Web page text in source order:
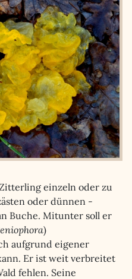
einzeln oder zu
oder dünnen -
Buche. Mitunter soll er
)
aufgrund eigener
Er ist weit verbreitet
fehlen. Seine